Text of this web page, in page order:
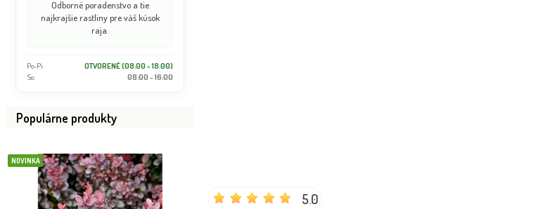
Odborné poradenstvo a tie
najkrajšie rastliny pre váš kúsok
raja.
Po-Pi:
OTVORENÉ (08:00 - 18:00)
So:
08:00 - 16:00
Populárne produkty
NOVINKA
5.0